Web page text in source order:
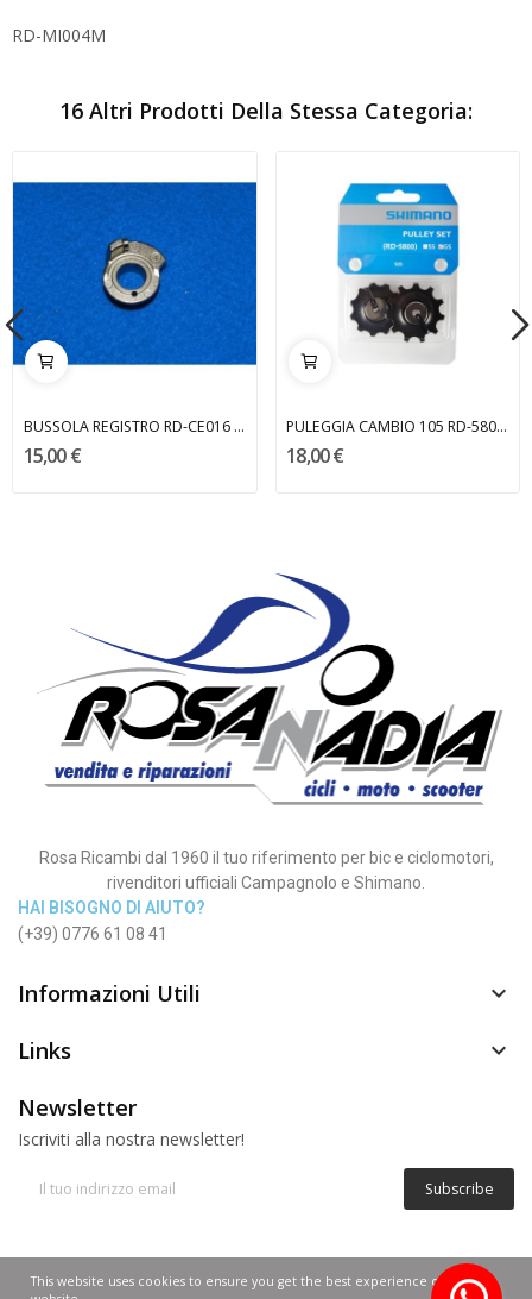
RD-MI004M
16 Altri Prodotti Della Stessa Categoria:
BUSSOLA REGISTRO RD-CE016 CAMPAGNOLO
15,00 €
PULEGGIA CAMBIO 105 RD-5800 GS SHIMANO
18,00 €
Rosa Ricambi dal 1960 il tuo riferimento per bic e ciclomotori,
rivenditori ufficiali Campagnolo e Shimano.
HAI BISOGNO DI AIUTO?
(+39) 0776 61 08 41
Informazioni Utili 
Links 
Newsletter
Iscriviti alla nostra newsletter!
Subscribe
© Copyright 2012 - 2025 | Rosa Nadia P.IVA 02268640600
This website uses cookies to ensure you get the best experience on our